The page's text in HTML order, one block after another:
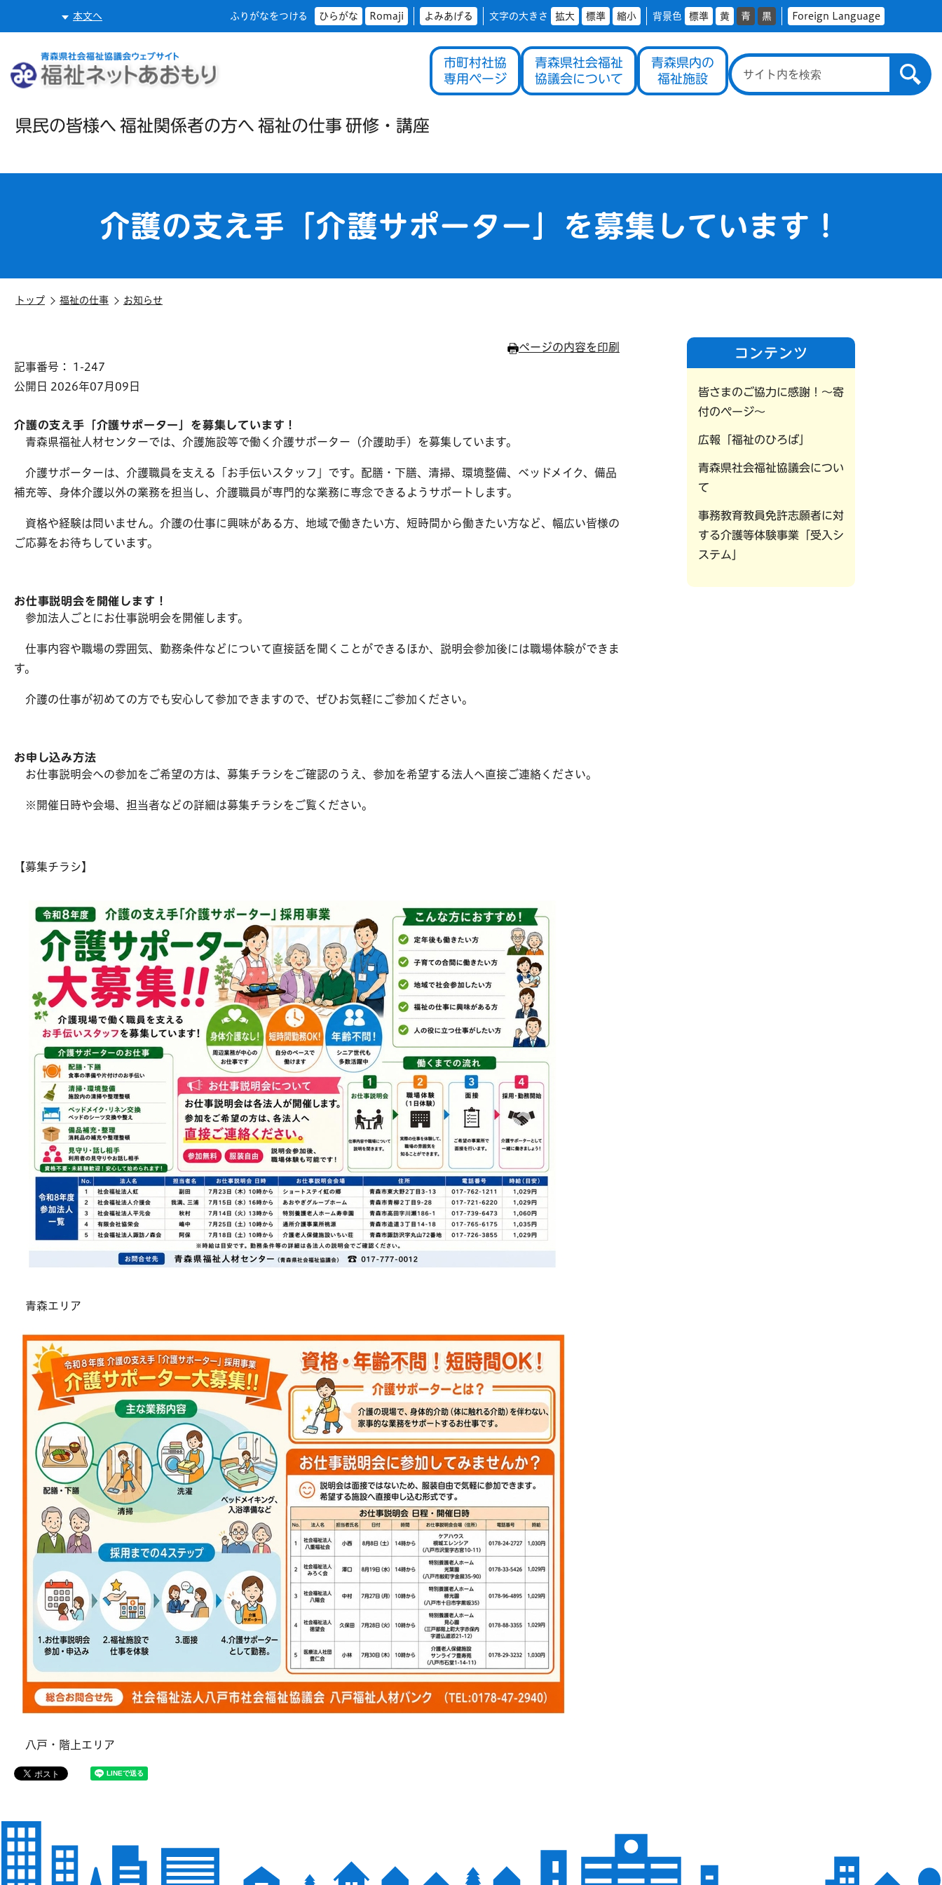
本文へ ふりがなをつける ひらがな Romaji よみあげる 文字の大きさ 拡大 標準 縮小 背景色 標準 黄 青 黒 Foreign Language
市町村社協
専用ページ
青森県社会福祉
協議会について
青森県内の
福祉施設
県民の皆様へ 福祉関係者の方へ 福祉の仕事 研修・ 講座
介護の支え手「介護サポーター」を募集しています！
トップ 福祉の仕事 お知らせ
ページの内容を印刷
記事番号： 1-247
公開日 2026年07月09日
介護の支え手「介護サポーター」を募集しています！
青森県福祉人材センターでは、介護施設等で働く介護サポーター（介護助手）を募集しています。
介護サポーターは、介護職員を支える「お手伝いスタッフ」です。配膳・下膳、清掃、環境整備、ベッドメイク、備品
補充等、身体介護以外の業務を担当し、介護職員が専門的な業務に専念できるようサポートします。
資格や経験は問いません。介護の仕事に興味がある方、地域で働きたい方、短時間から働きたい方など、幅広い皆様の
ご応募をお待ちしています。
お仕事説明会を開催します！
参加法人ごとにお仕事説明会を開催します。
仕事内容や職場の雰囲気、勤務条件などについて直接話を聞くことができるほか、説明会参加後には職場体験ができま
す。
介護の仕事が初めての方でも安心して参加できますので、ぜひお気軽にご参加ください。
お申し込み方法
お仕事説明会への参加をご希望の方は、募集チラシをご確認のうえ、参加を希望する法人へ直接ご連絡ください。
※開催日時や会場、担当者などの詳細は募集チラシをご覧ください。
【募集チラシ】
青森エリア
八戸・階上エリア
コンテンツ
皆さまのご協力に感謝！〜寄
付のページ〜
広報「福祉のひろば」
青森県社会福祉協議会につい
て
事務教育教員免許志願者に対
する介護等体験事業「受入シ
ステム」